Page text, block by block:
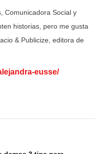
Comunicadora Social y
historias, pero me gusta
& Publicize, editora de
eusse/